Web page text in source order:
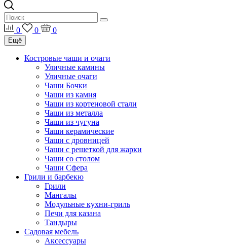
0 0 0
Ещё
Костровые чаши и очаги
Уличные камины
Уличные очаги
Чаши Бочки
Чаши из камня
Чаши из кортеновой стали
Чаши из металла
Чаши из чугуна
Чаши керамические
Чаши с дровницей
Чаши с решеткой для жарки
Чаши со столом
Чаши Сфера
Грили и барбекю
Грили
Мангалы
Модульные кухни-гриль
Печи для казана
Тандыры
Садовая мебель
Аксессуары